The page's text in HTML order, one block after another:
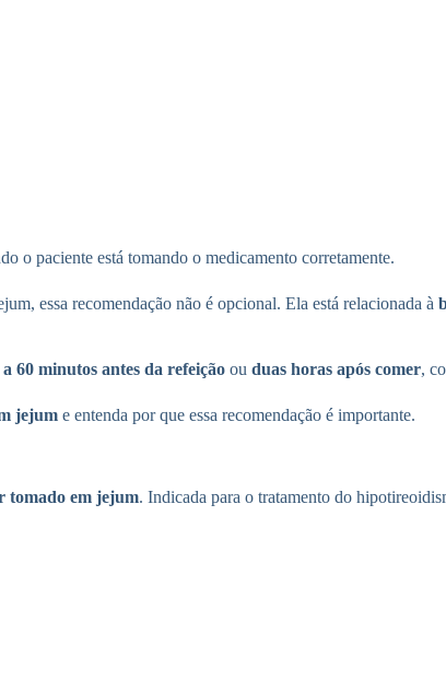
o paciente está tomando o medicamento corretamente.
essa recomendação não é opcional. Ela está relacionada à
a 60 minutos antes da refeição ou duas horas após comer,
jejum e entenda por que essa recomendação é importante.
tomado em jejum. Indicada para o tratamento do